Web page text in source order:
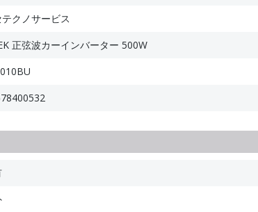
クノサービス
正弦波カーインバーター 500W